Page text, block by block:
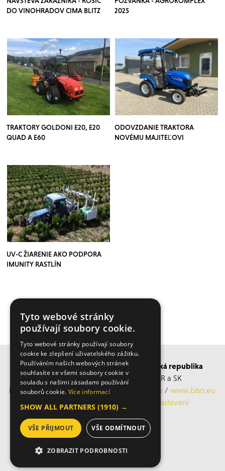
DO VINOHRADOV CIMA BLITZ
2025
TRAKTORY GOLDONI E20, E20
QUAD A E60
ODOVZDANIE TRAKTORA
NOVÉMU MAJITEĽOVI
UV-C ŽIARENIE AKO PODPORA
IMUNITY RASTLÍN
VÍCE ČLÁNKŮ ZDE
BISO SCHRATTENECKER Česká a Slovenská republika
Obchodní s servisní střediska po ČR a SK
Mobil: +420 606 183 360, Email:
info@biso.eu /www.biso.eu
Cookies nastavení
© 2026 Biso
Tyto webové stránky
používají soubory cookie.
Tyto webové stránky používají soubory
cookie ke zlepšení uživatelského zážitku.
Používáním našich webových stránek
souhlasíte se všemi soubory cookie v
souladu s našimi zásadami používání
souborů cookie. Více informací
SHOW ALL PARTNERS (1910) →
VŠE PŘIJMOUT VŠE ODMÍTNOUT
ZOBRAZIT PODROBNOSTI